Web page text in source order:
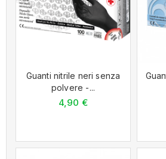
Guanti nitrile neri senza
polvere -...
4,90 €